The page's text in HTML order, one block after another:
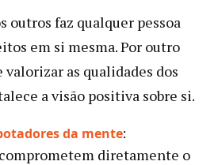
outros faz qualquer pessoa
em si mesma. Por outro
as qualidades dos
a visão positiva sobre si.
da mente:
diretamente o